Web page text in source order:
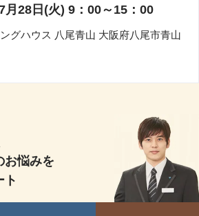
月28日(火) 9：00～15：00
グハウス 八尾青山 大阪府八尾市青山
お悩みを
ト